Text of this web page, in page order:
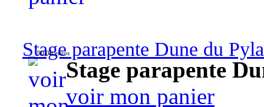
Stage parapente Dune du
90,00 euros
Stage parapente
voir mon panier